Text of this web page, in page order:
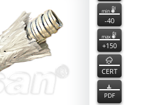
min
-40
max
+150
CERT
PDF